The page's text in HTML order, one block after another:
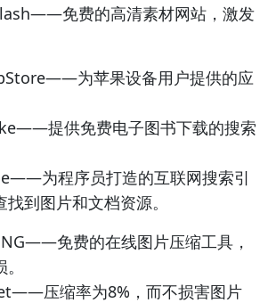
免费的高清素材网站，激发
为苹果设备用户提供的应
提供免费电子图书下载的搜索
为程序员打造的互联网搜索引
到图片和文档资源。
免费的在线图片压缩工具，
压缩率为8%，而不损害图片